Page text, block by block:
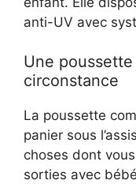
anti-UV avec
Une
circonstance
La poussette
panier sous
choses dont
sorties avec